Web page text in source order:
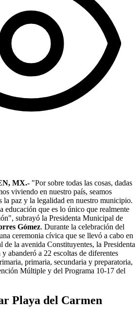
MX.- "Por sobre todas las cosas, dadas
viviendo en nuestro país, seamos
la paz y la legalidad en nuestro municipio.
educación que es lo único que realmente
subrayó la Presidenta Municipal de
Gómez. Durante la celebración del
ceremonia cívica que se llevó a cabo en
la avenida Constituyentes, la Presidenta
abanderó a 22 escoltas de diferentes
primaria, secundaria y preparatoria,
Múltiple y del Programa 10-17 del
Playa del Carmen